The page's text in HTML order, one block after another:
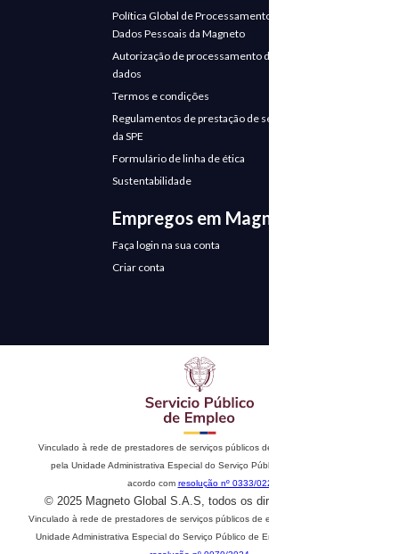
Política Global de Processamento de
Dados Pessoais da Magneto
Autorização de processamento de
dados
Termos e condições
Regulamentos de prestação de serviços
da SPE
Formulário de linha de ética
Sustentabilidade
Empregos em Magneto
Faça login na sua conta
Criar conta
Vinculado à rede de prestadores de serviços públicos de emprego. Autorizado
pela Unidade Administrativa Especial do Serviço Público de Emprego de
acordo com resolução nº 0333/022
© 2025 Magneto Global S.A.S, todos os direitos reservados
Vinculado à rede de prestadores de serviços públicos de emprego. Autorizado pela
Unidade Administrativa Especial do Serviço Público de Emprego de acordo com